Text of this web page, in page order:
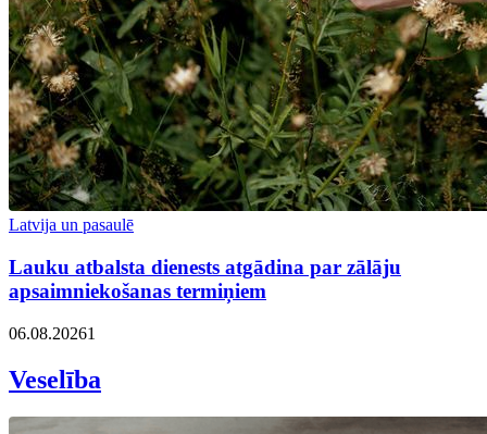
Latvija un pasaulē
Lauku atbalsta dienests atgādina par zālāju
apsaimniekošanas termiņiem
06.08.20261
Veselība